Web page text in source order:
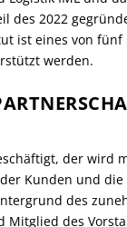
des 2022
ist eines von
werden.
der
Kunden und
des
des